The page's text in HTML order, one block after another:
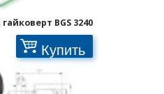
BGS 3240
Купить